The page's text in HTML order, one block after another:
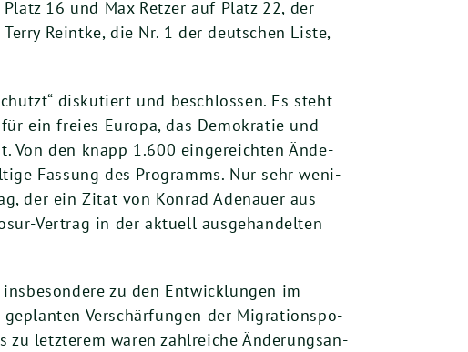
16 und Max Ret­zer auf Platz 22, der
Reint­ke, die Nr. 1 der deut­schen Lis­te,
dis­ku­tiert und beschlos­sen. Es steht
ein frei­es Euro­pa, das Demo­kra­tie und
Von den knapp 1.600 ein­ge­reich­ten Ände­
Fas­sung des Pro­gramms. Nur sehr weni­
der ein Zitat von Kon­rad Ade­nau­er aus
Ver­trag in der aktu­ell aus­ge­han­del­ten
zu den Ent­wick­lun­gen im
geplan­ten Ver­schär­fun­gen der Migra­ti­ons­po­
letz­te­rem waren zahl­rei­che Ände­rungs­an­